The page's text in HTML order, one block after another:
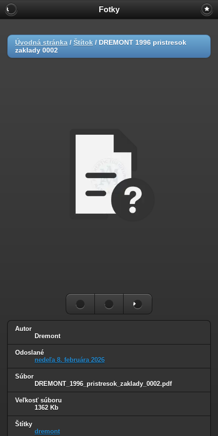
Fotky
Úvodná stránka / Štítok / DREMONT 1996 pristresok
zaklady 0002
Autor
Dremont
Odoslané
nedeľa 8. februára 2026
Súbor
DREMONT_1996_pristresok_zaklady_0002.pdf
Veľkosť súboru
1362 Kb
Štítky
dremont